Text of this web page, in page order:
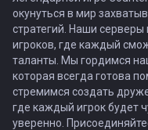
окунуться в мир
стратегий. Наши серверы
игроков, где каждый
таланты. Мы гордимся
которая всегда готова
стремимся создать
где каждый игрок будет
уверенно.